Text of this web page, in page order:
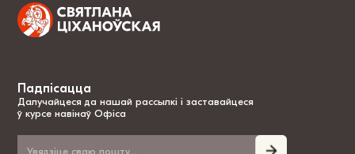
Падпісацца
Далучайцеся да нашай рассылкі і заставайцеся
ў курсе навінаў Офіса